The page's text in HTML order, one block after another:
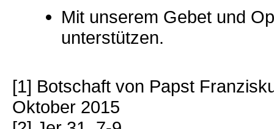
Mit unserem Gebet und
unterstützen.
[1] Botschaft von Papst
Oktober 2015